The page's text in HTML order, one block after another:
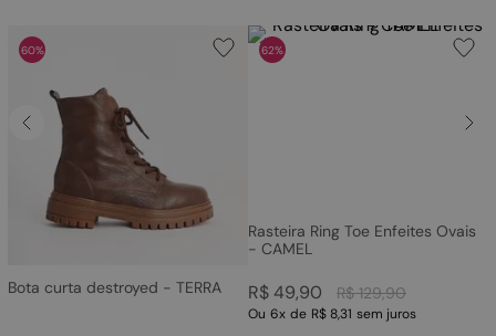
60%
Bota curta destroyed - TERRA
62%
Rasteira Ring Toe Enfeites Ovais
- CAMEL
R$ 129,90
R$49,90
Ou 6x de R$ 8,31 sem juros